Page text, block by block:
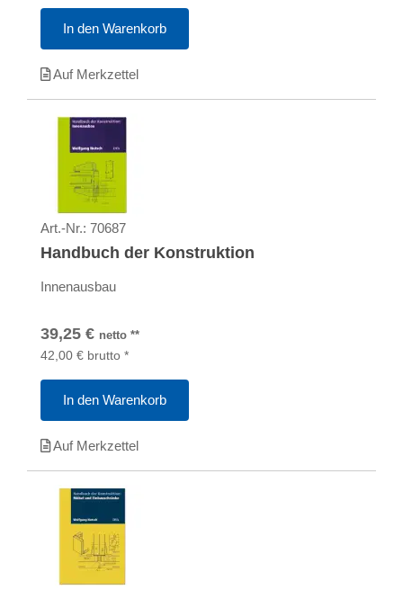
In den Warenkorb
Auf Merkzettel
Art.-Nr.: 70687
Handbuch der Konstruktion
Innenausbau
39,25 € netto **
42,00 € brutto *
In den Warenkorb
Auf Merkzettel